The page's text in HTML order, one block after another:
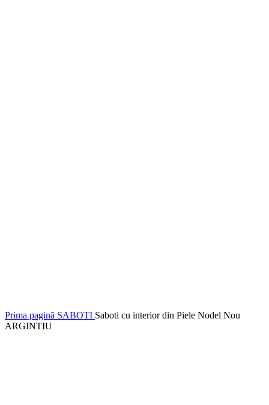
Prima pagină SABOTI Saboti cu interior din Piele Nodel Nou
ARGINTIU